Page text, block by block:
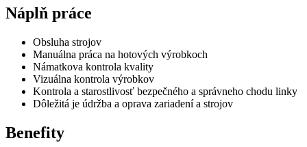
Náplň práce
Obsluha strojov
Manuálna práca na hotových výrobkoch
Námatkova kontrola kvality
Vizuálna kontrola výrobkov
Kontrola a starostlivosť bezpečného a správneho chodu linky
Dôležitá je údržba a oprava zariadení a strojov
Benefity